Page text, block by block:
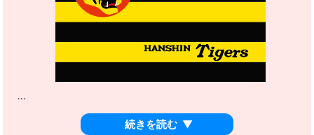
...
続きを読む ▼